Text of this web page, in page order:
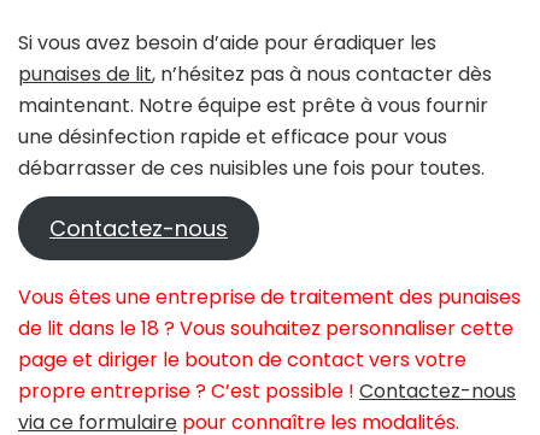
Si vous avez besoin d’aide pour éradiquer les
punaises de lit, n’hésitez pas à nous contacter dès
maintenant. Notre équipe est prête à vous fournir
une désinfection rapide et efficace pour vous
débarrasser de ces nuisibles une fois pour toutes.
Contactez-nous
Vous êtes une entreprise de traitement des punaises
de lit dans le 18 ? Vous souhaitez personnaliser cette
page et diriger le bouton de contact vers votre
propre entreprise ? C’est possible ! Contactez-nous
via ce formulaire pour connaître les modalités.